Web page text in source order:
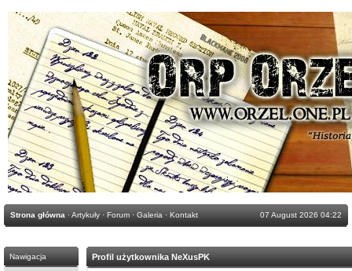
Strona główna ·Artykuły · Forum · Galeria · Kontakt 07 August 2026 04:22
Nawigacja Profil użytkownika NeXusPK